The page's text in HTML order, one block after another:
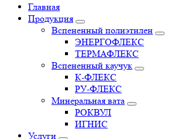
Главная
Продукция
Вспененный полиэтилен
ЭНЕРГОФЛЕКС
ТЕРМАФЛЕКС
Вспененный каучук
К-ФЛЕКС
РУ-ФЛЕКС
Минеральная вата
РОКВУЛ
ИГНИС
Услуги